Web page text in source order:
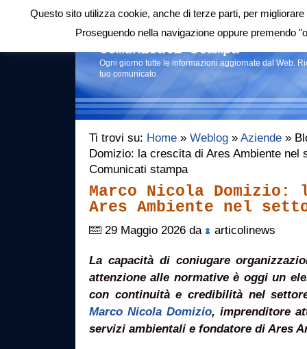
Login|RSS |
Comunicati stampa
Ogni giorno tutte le informazioni aggiornate dal Web.
tuo comunicato.
Ti trovi su: Home » Weblog » Aziende »
Domizio: la crescita di Ares Ambiente nel
Comunicati stampa
Marco Nicola
Ares Ambiente nel
29 Maggio 2026 da articolinews
La capacità di coniugare
attenzione alle normative è oggi un
con continuità e credibilità nel
Marco Nicola Domizio, imprenditore
servizi ambientali e fondatore di Ares
Questo sito utilizza cookie, anche di terze parti, per
Proseguendo nella navigazione oppure premendo